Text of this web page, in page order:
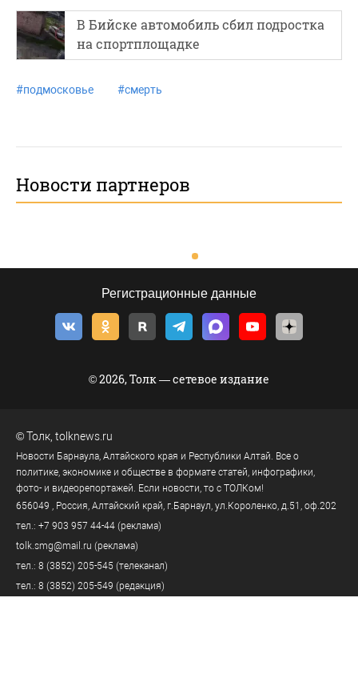
В Бийске автомобиль сбил подростка
на спортплощадке
#подмосковье #смерть
Новости партнеров
Регистрационные данные
© 2026, Толк — сетевое издание
©Толк tolknews.ru
Новости Барнаула, Алтайского края и Республики Алтай. Все о
политике, экономике и обществе в формате статей, инфографики,
фото- и видеорепортажей. Если новости, то с ТОЛКом!
656049 , Россия, Алтайский край, г.Барнаул, ул.Короленко, д.51, оф.202
тел.: +7 903 957 44-44 (реклама)
tolk.smg@mail.ru (реклама)
тел.: 8 (3852) 205-545 (телеканал)
тел.: 8 (3852) 205-549 (редакция)